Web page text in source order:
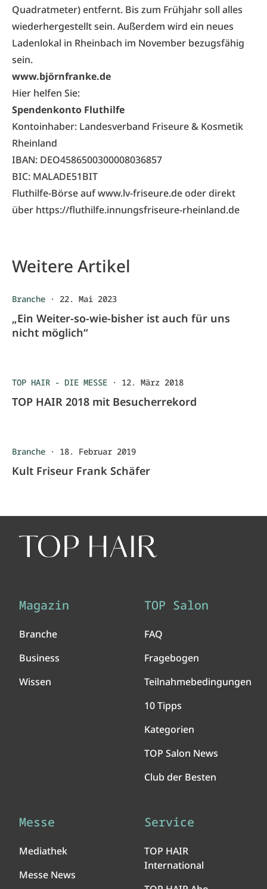
Quadratmeter) entfernt. Bis zum Frühjahr soll alles
wiederhergestellt sein. Außerdem wird ein neues
Ladenlokal in Rheinbach im November bezugsfähig
sein.
www.björnfranke.de
Hier helfen Sie:
Spendenkonto Fluthilfe
Kontoinhaber: Landesverband Friseure & Kosmetik
Rheinland
IBAN: DEO4586500300008036857
BIC: MALADE51BIT
Fluthilfe-Börse aufwww.lv-friseure.deoder direkt
über https://fluthilfe.innungsfriseure-rheinland.de
Weitere Artikel
Branche · 22. Mai 2023
„Ein Weiter-so-wie-bisher ist auch für uns
nicht möglich“
TOP HAIR - DIE MESSE · 12. März 2018
TOP HAIR 2018 mit Besucherrekord
Branche · 18. Februar 2019
Kult Friseur Frank Schäfer
Magazin
Branche
Business
Wissen
TOP Salon
FAQ
Fragebogen
Teilnahmebedingungen
10 Tipps
Kategorien
TOP Salon News
Club der Besten
Messe
Mediathek
Messe News
Service
TOP HAIR
International